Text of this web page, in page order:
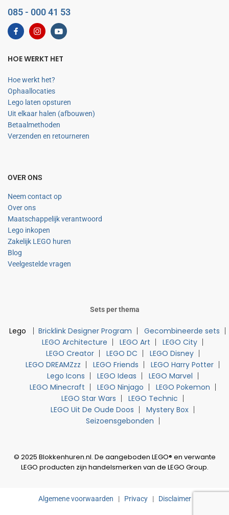
085 - 000 41 53
HOE WERKT HET
Hoe werkt het?
Ophaallocaties
Lego laten opsturen
Uit elkaar halen (afbouwen)
Betaalmethoden
Verzenden en retourneren
OVER ONS
Neem contact op
Over ons
Maatschappelijk verantwoord
Lego inkopen
Zakelijk LEGO huren
Blog
Veelgestelde vragen
Sets per thema
Lego Bricklink Designer Program
Gecombineerde sets
LEGO Architecture
LEGO Art
LEGO City
LEGO Creator
LEGO DC
LEGO Disney
LEGO DREAMZzz
LEGO Friends
LEGO Harry Potter
Lego Icons
LEGO Ideas
LEGO Marvel
LEGO Minecraft
LEGO Ninjago
LEGO Pokemon
LEGO Star Wars
LEGO Technic
LEGO Uit De Oude Doos
Mystery Box
Seizoensgebonden
© 2025 Blokkenhuren.nl. De aangeboden LEGO® en verwante
LEGO producten zijn handelsmerken van de LEGO Group.
Algemene voorwaarden | Privacy| Disclaimer